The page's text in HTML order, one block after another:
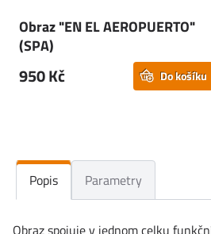
Obraz "EN EL AEROPUERTO"
(SPA)
950 Kč Do košíku
Popis Parametry
Obraz spojuje v jednom celku